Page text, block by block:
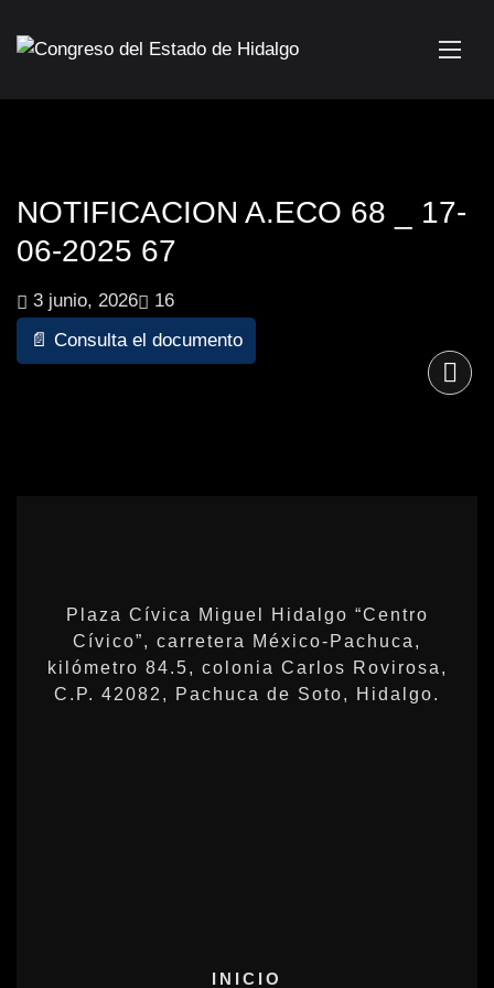
NOTIFICACION A.ECO 68 _ 17-
06-2025 67
3 junio, 2026
16
📄 Consulta el documento
Plaza Cívica Miguel Hidalgo “Centro
Cívico”, carretera México-Pachuca,
kilómetro 84.5, colonia Carlos Rovirosa,
C.P. 42082, Pachuca de Soto, Hidalgo.
INICIO